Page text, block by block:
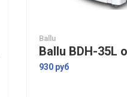
Ballu
930 руб